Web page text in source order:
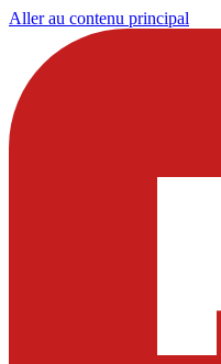
Aller au contenu principal